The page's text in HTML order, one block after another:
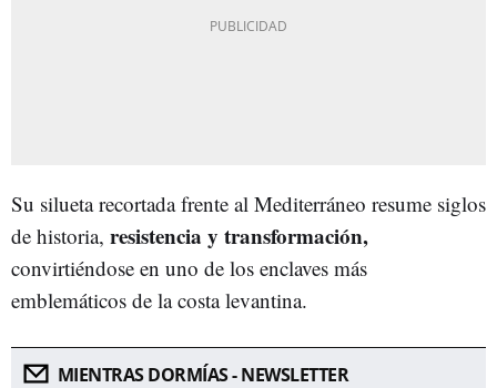
Su silueta recortada frente al Mediterráneo resume siglos
de historia, resistencia y transformación,
convirtiéndose en uno de los enclaves más
emblemáticos de la costa levantina.
MIENTRAS DORMÍAS - NEWSLETTER